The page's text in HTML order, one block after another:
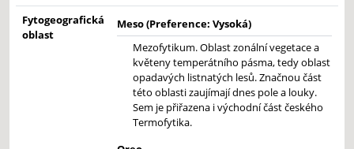
Fytogeografická
oblast
Meso (Preference: Vysoká)
Mezofytikum. Oblast zonální vegetace a
květeny temperátního pásma, tedy oblast
opadavých listnatých lesů. Značnou část
této oblasti zaujímají dnes pole a louky.
Sem je přiřazena i východní část českého
Termofytika.